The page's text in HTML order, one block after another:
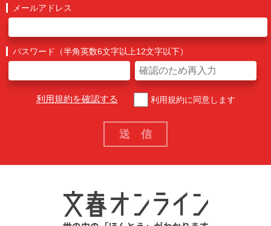
メールアドレス
パスワード（半角英数6文字以上12文字以下）
利用規約を確認する 利用規約に同意します